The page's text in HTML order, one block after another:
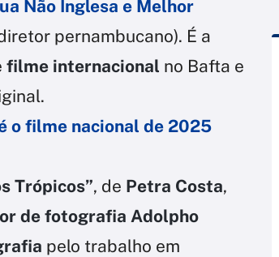
Não Inglesa e Melhor
pernambucano). É a
filme internacional no Bafta e
o filme nacional de 2025
Trópicos”, de Petra Costa,
de fotografia Adolpho
pelo trabalho em